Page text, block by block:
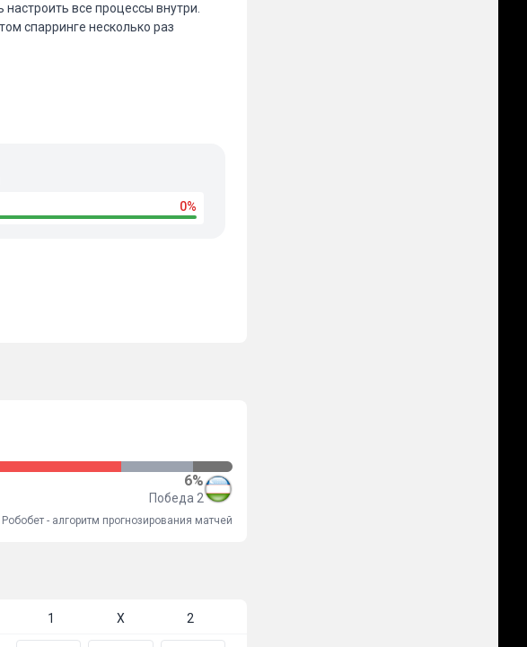
все процессы внутри.
спарринге несколько раз
0%
6%
Победа 2
- алгоритм прогнозирования матчей
1 Х 2